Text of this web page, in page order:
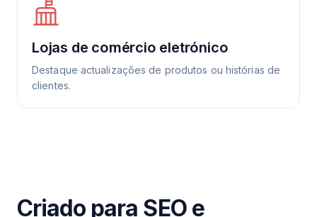
Lojas de comércio eletrónico
Destaque actualizações de produtos ou histórias de
clientes.
Criado para SEO e